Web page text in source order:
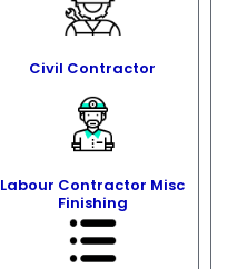
Civil Contractor
Labour Contractor Misc
Finishing